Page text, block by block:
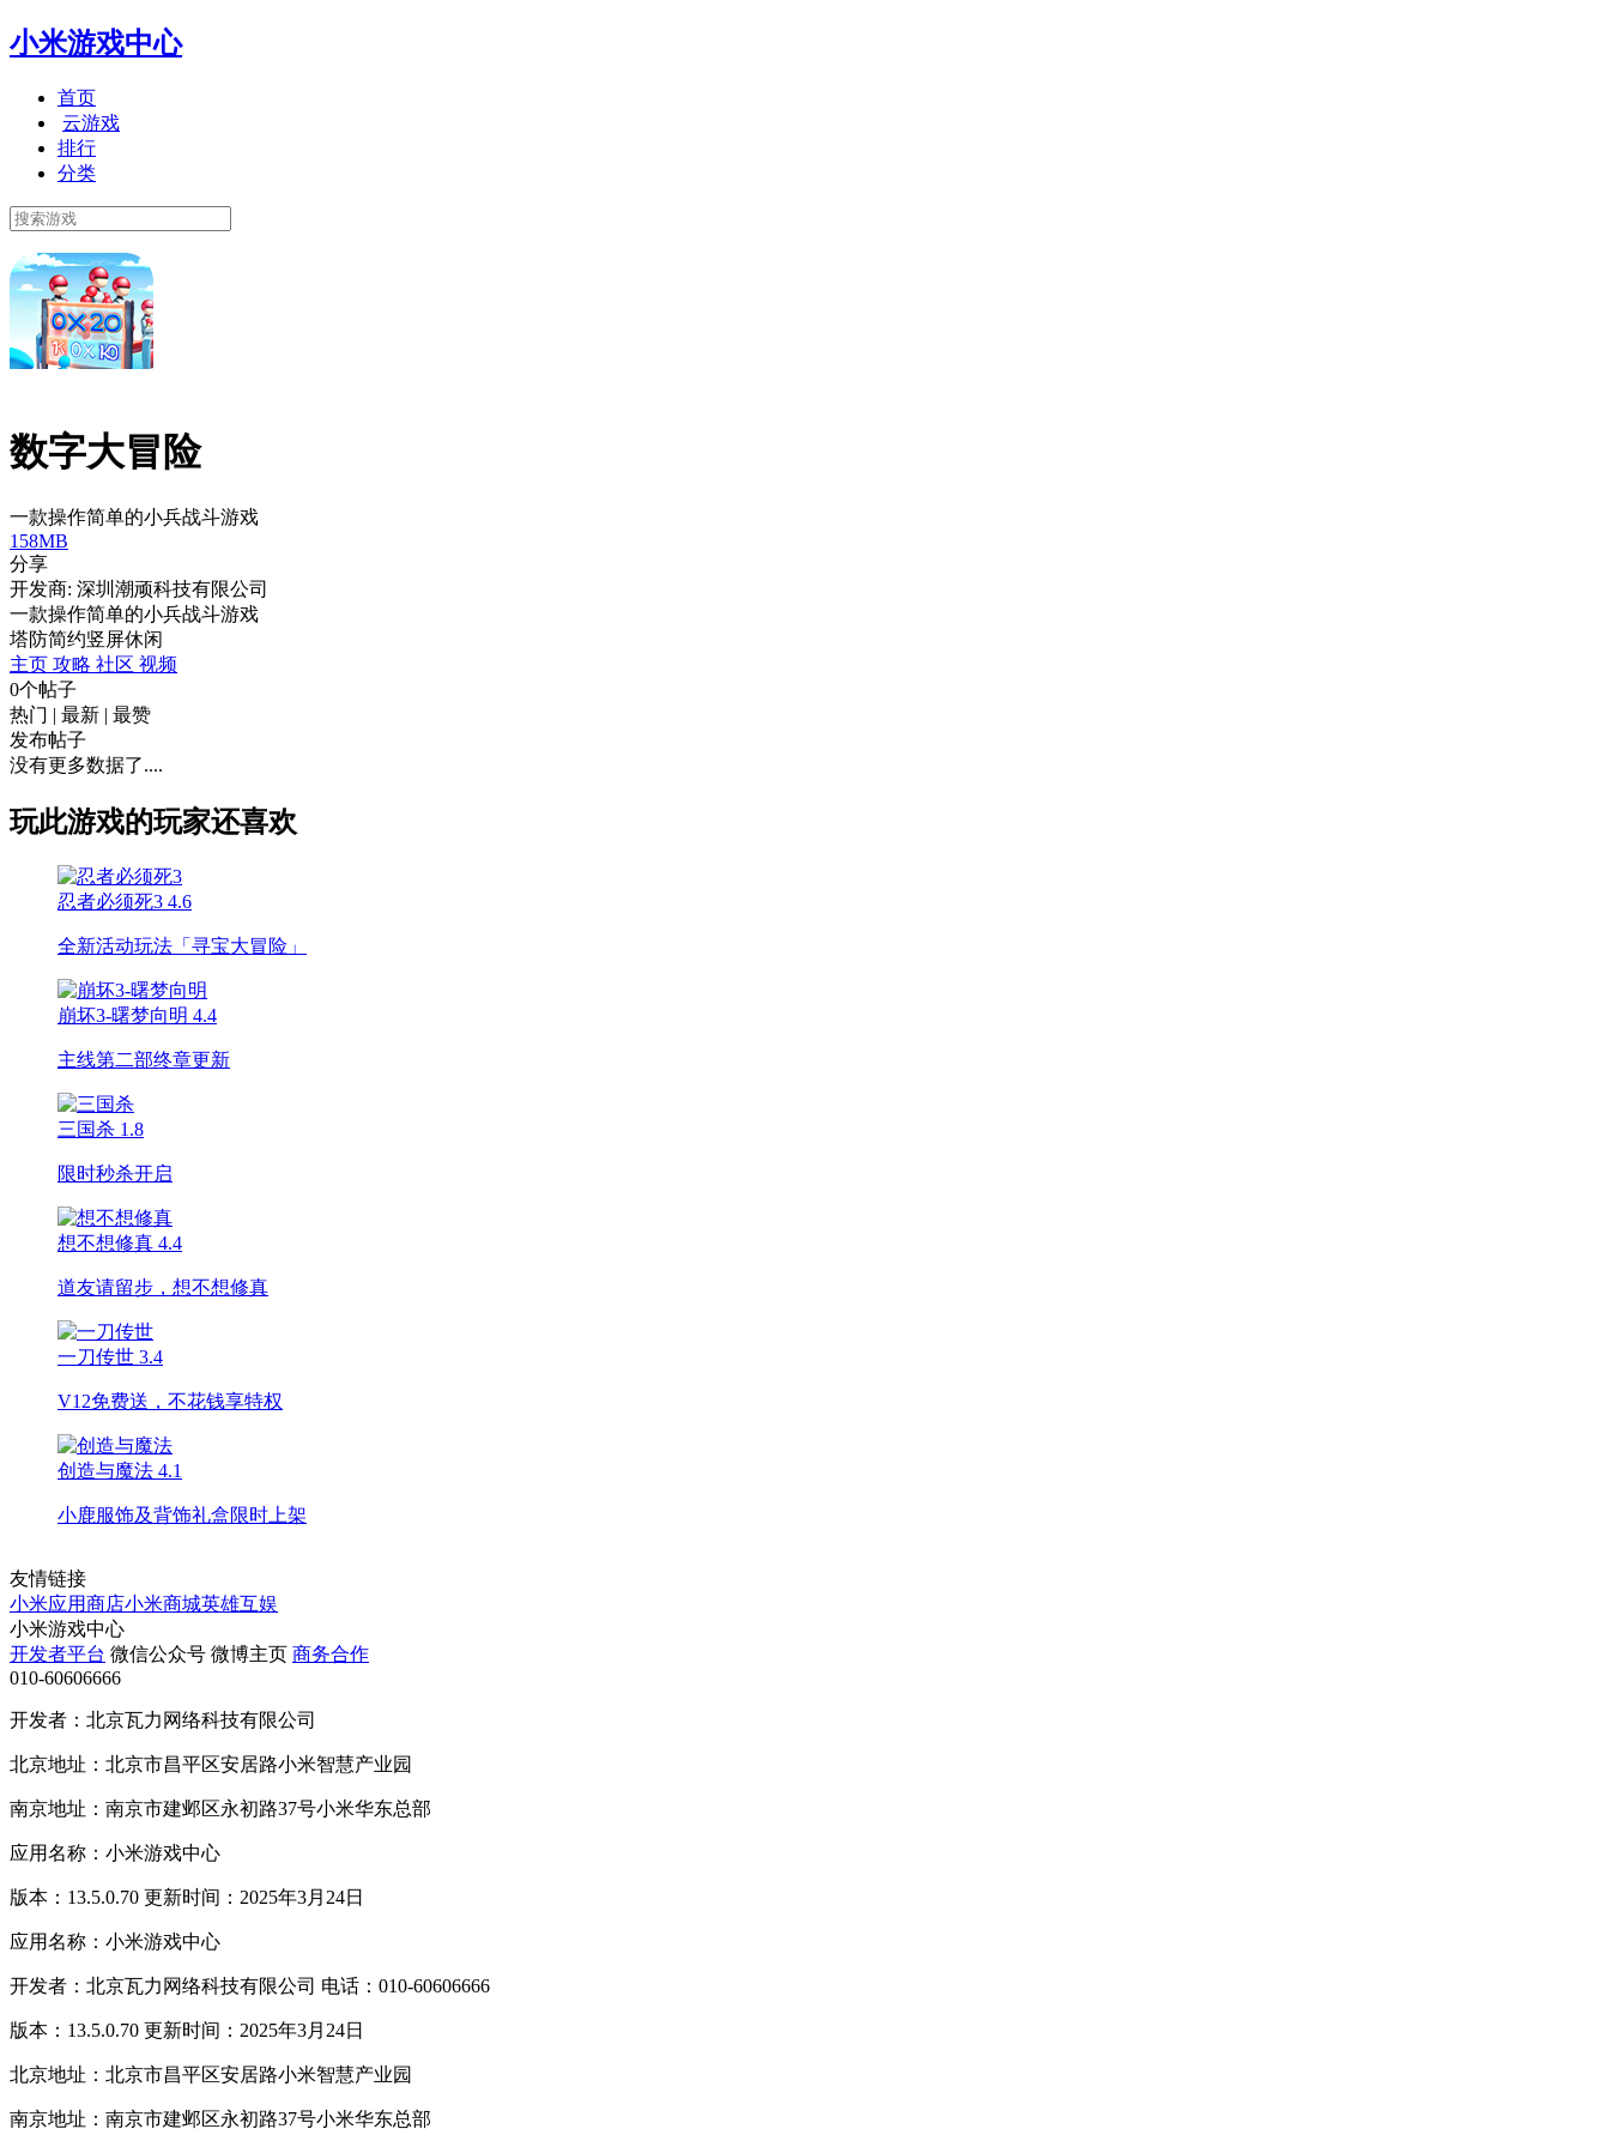
小米游戏中心
首页
云游戏
排行
分类
数字大冒险
一款操作简单的小兵战斗游戏
158MB
分享
开发商: 深圳潮顽科技有限公司
一款操作简单的小兵战斗游戏
塔防简约竖屏休闲
主页 攻略 社区 视频
0个帖子
热门 | 最新 | 最赞
发布帖子
没有更多数据了....
玩此游戏的玩家还喜欢
忍者必须死3 4.6
全新活动玩法「寻宝大冒险」
崩坏3-曙梦向明 4.4
主线第二部终章更新
三国杀 1.8
限时秒杀开启
想不想修真 4.4
道友请留步，想不想修真
一刀传世 3.4
V12免费送，不花钱享特权
创造与魔法 4.1
小鹿服饰及背饰礼盒限时上架
友情链接
小米应用商店小米商城英雄互娱
小米游戏中心
开发者平台 微信公众号 微博主页 商务合作
010-60606666
开发者：北京瓦力网络科技有限公司
北京地址：北京市昌平区安居路小米智慧产业园
南京地址：南京市建邺区永初路37号小米华东总部
应用名称：小米游戏中心
版本：13.5.0.70 更新时间：2025年3月24日
应用名称：小米游戏中心
开发者：北京瓦力网络科技有限公司 电话：010-60606666
版本：13.5.0.70 更新时间：2025年3月24日
北京地址：北京市昌平区安居路小米智慧产业园
南京地址：南京市建邺区永初路37号小米华东总部